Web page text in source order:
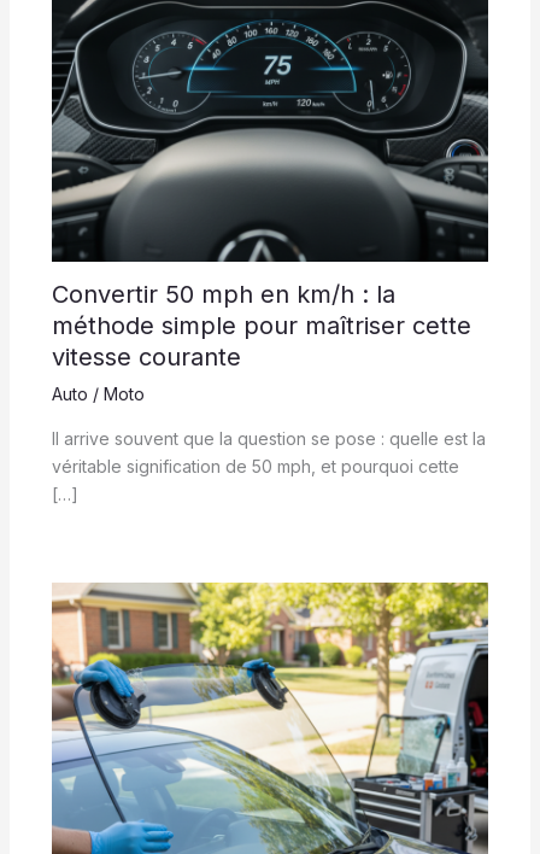
Convertir 50 mph en km/h : la
méthode simple pour maîtriser cette
vitesse courante
Auto / Moto
Il arrive souvent que la question se pose : quelle est la
véritable signification de 50 mph, et pourquoi cette
[…]